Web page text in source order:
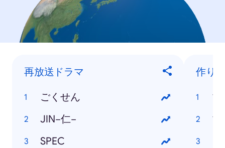
再放送ドラマ
ごくせん
JIN−仁−
SPEC
作り
マ
マ